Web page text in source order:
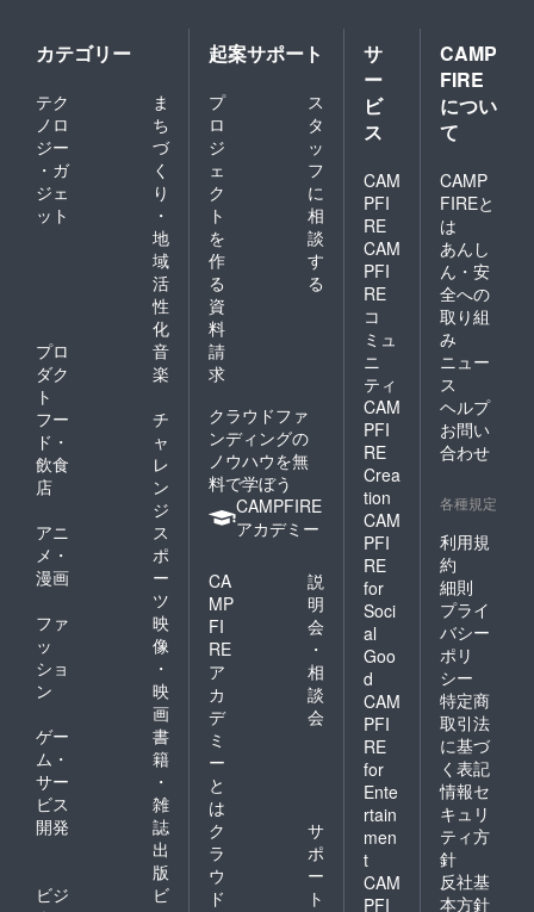
カテゴリー
テク
ノロ
ジー
・ガ
ジェ
ット
ま
ち
づ
く
り
・
地
域
活
性
化
プロ
ダク
ト
音
楽
フー
ド・
飲食
店
チ
ャ
レ
ン
ジ
アニ
メ・
漫画
ス
ポ
ー
ツ
ファ
ッ
ショ
ン
映
像
・
映
画
ゲー
ム・
サー
ビス
開発
書
籍
・
雑
誌
出
版
ビジ
ビ
起案サポート
プ
ロ
ジ
ェ
ク
ト
を
作
る
ス
タ
ッ
フ
に
相
談
す
る
資
料
請
求
クラウドファ
ンディングの
ノウハウを無
料で学ぼう
CAMPFIRE
アカデミー
CA
MP
FI
RE
ア
カ
デ
ミ
ー
と
は
説
明
会
・
相
談
会
ク
ラ
ウ
ド
サ
ポ
ー
ト
サ
ー
ビ
ス
CAM
PFI
RE
CAM
PFI
RE
コ
ミュ
ニ
ティ
CAM
PFI
RE
Crea
tion
CAM
PFI
RE
for
Soci
al
Goo
d
CAM
PFI
RE
for
Ente
rtain
men
t
CAM
PFI
CAMP
FIRE
につい
て
CAMP
FIREと
は
あんし
ん・安
全への
取り組
み
ニュー
ス
ヘルプ
お問い
合わせ
各種規定
利用規
約
細則
プライ
バシー
ポリ
シー
特定商
取引法
に基づ
く表記
情報セ
キュリ
ティ方
針
反社基
本方針